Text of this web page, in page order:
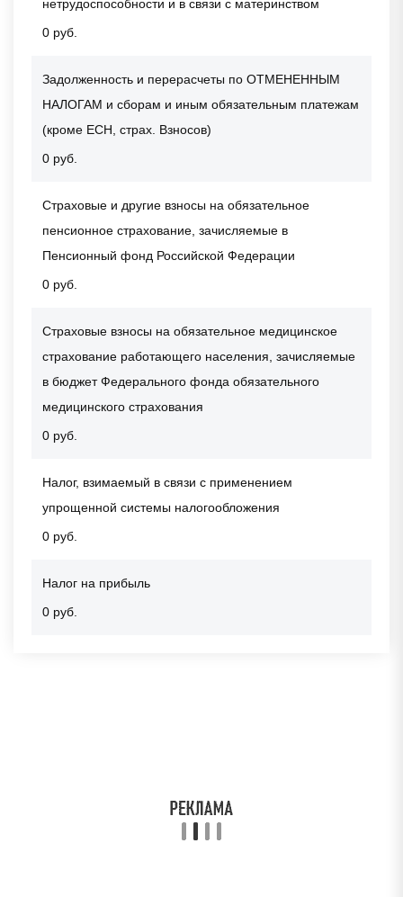
нетрудоспособности и в связи с материнством
0 руб.
Задолженность и перерасчеты по ОТМЕНЕННЫМ
НАЛОГАМ и сборам и иным обязательным платежам
(кроме ЕСН, страх. Взносов)
0 руб.
Страховые и другие взносы на обязательное
пенсионное страхование, зачисляемые в
Пенсионный фонд Российской Федерации
0 руб.
Страховые взносы на обязательное медицинское
страхование работающего населения, зачисляемые
в бюджет Федерального фонда обязательного
медицинского страхования
0 руб.
Налог, взимаемый в связи с применением
упрощенной системы налогообложения
0 руб.
Налог на прибыль
0 руб.